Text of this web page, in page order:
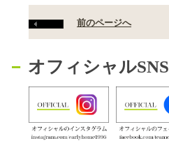
前のページへ
オフィシャルSNS